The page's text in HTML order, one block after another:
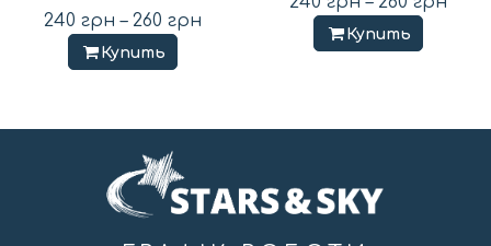
240 грн – 260 грн
Купить
Купить